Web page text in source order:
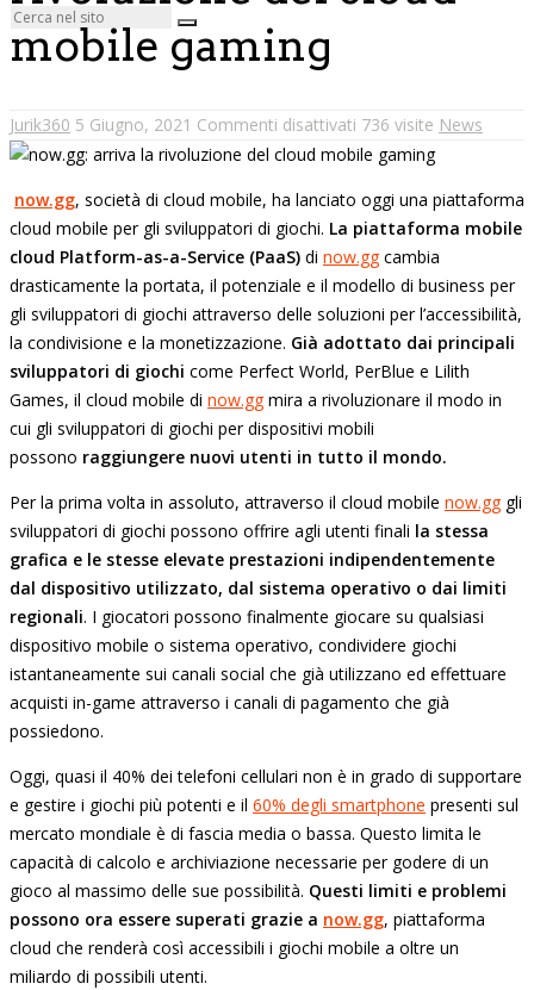
mobile gaming
Jurik360 5 Giugno, 2021 Commenti disattivati 736 visite News
now.gg, società di cloud mobile, ha lanciato oggi una piattaforma
cloud mobile per gli sviluppatori di giochi. La piattaforma mobile
cloud Platform-as-a-Service (PaaS) di now.ggcambia
drasticamente la portata, il potenziale e il modello di business per
gli sviluppatori di giochi attraverso delle soluzioni per l’accessibilità,
la condivisione e la monetizzazione. Già adottato dai principali
sviluppatori di giochi come Perfect World, PerBlue e Lilith
Games, il cloud mobile di now.ggmira a rivoluzionare il modo in
cui gli sviluppatori di giochi per dispositivi mobili
possono raggiungere nuovi utenti in tutto il mondo.
Per la prima volta in assoluto, attraverso il cloud mobile now.gggli
sviluppatori di giochi possono offrire agli utenti finali la stessa
grafica e le stesse elevate prestazioni indipendentemente
dal dispositivo utilizzato, dal sistema operativo o dai limiti
regionali. I giocatori possono finalmente giocare su qualsiasi
dispositivo mobile o sistema operativo, condividere giochi
istantaneamente sui canali social che già utilizzano ed effettuare
acquisti in-game attraverso i canali di pagamento che già
possiedono.
Oggi, quasi il 40% dei telefoni cellulari non è in grado di supportare
e gestire i giochi più potenti e il 60% degli smartphone presenti sul
mercato mondiale è di fascia media o bassa. Questo limita le
capacità di calcolo e archiviazione necessarie per godere di un
gioco al massimo delle sue possibilità. Questi limiti e problemi
possono ora essere superati grazie a now.gg, piattaforma
cloud che renderà così accessibili i giochi mobile a oltre un
miliardo di possibili utenti.